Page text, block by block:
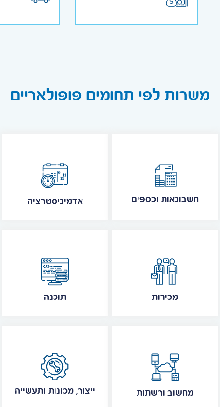
משרות לפי תחומים פופולאריים
אדמיניסטרציה חשבונאות וכספים
תוכנה מכירות
ייצור, מכונות ותעשייה מחשוב ורשתות